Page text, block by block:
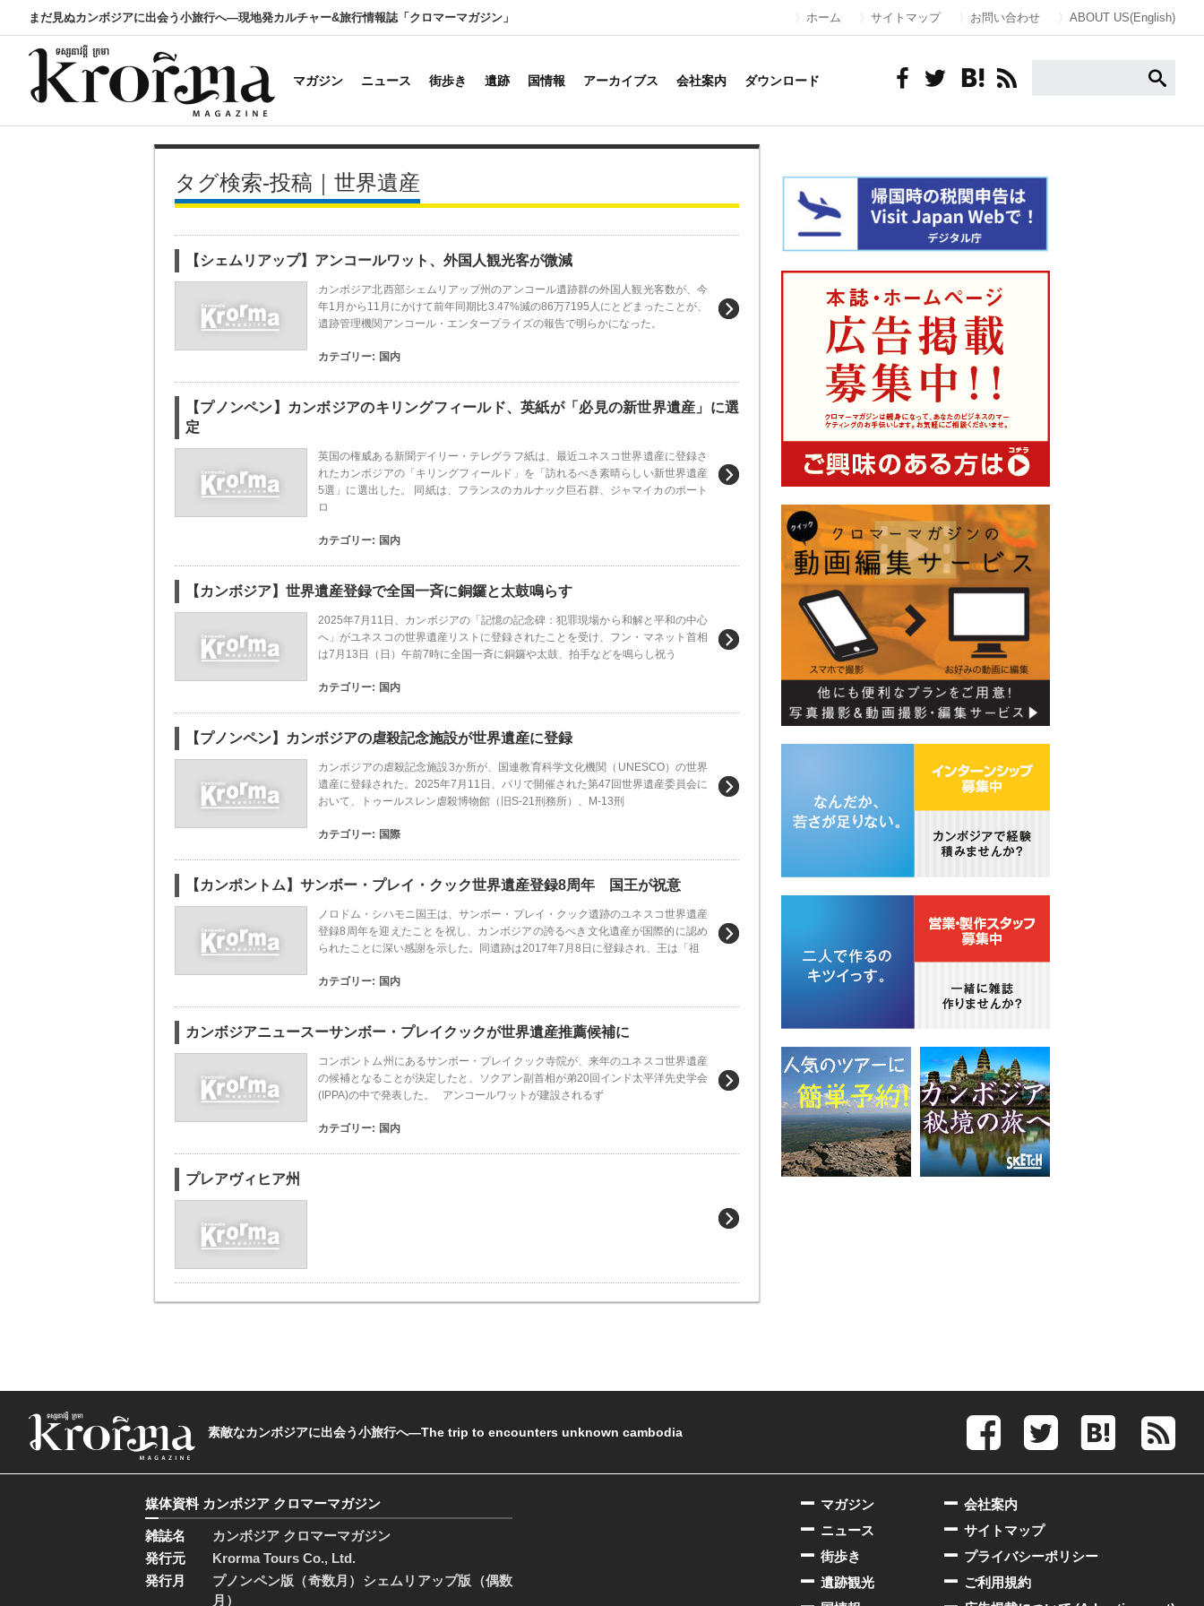
まだ見ぬカンボジアに出会う小旅行へ―現地発カルチャー&旅行情報誌「クロマーマガジン」 ホーム サイトマップ お問い合わせ ABOUT US(English)
マガジン ニュース 街歩き 遺跡 国情報 アーカイブス 会社案内 ダウンロード
タグ検索-投稿｜世界遺産
【シェムリアップ】アンコールワット、外国人観光客が微減
カンボジア北西部シェムリアップ州のアンコール遺跡群の外国人観光客数が、今
年1月から11月にかけて前年同期比3.47%減の86万7195人にとどまったことが、
遺跡管理機関アンコール・エンタープライズの報告で明らかになった。
カテゴリー: 国内
【プノンペン】カンボジアのキリングフィールド、英紙が「必見の新世界遺産」に選
定
英国の権威ある新聞デイリー・テレグラフ紙は、最近ユネスコ世界遺産に登録さ
れたカンボジアの「キリングフィールド」を「訪れるべき素晴らしい新世界遺産
5選」に選出した。 同紙は、フランスのカルナック巨石群、ジャマイカのポート
ロ
カテゴリー: 国内
【カンボジア】世界遺産登録で全国一斉に銅鑼と太鼓鳴らす
2025年7月11日、カンボジアの「記憶の記念碑：犯罪現場から和解と平和の中心
へ」がユネスコの世界遺産リストに登録されたことを受け、フン・マネット首相
は7月13日（日）午前7時に全国一斉に銅鑼や太鼓、拍手などを鳴らし祝う
カテゴリー: 国内
【プノンペン】カンボジアの虐殺記念施設が世界遺産に登録
カンボジアの虐殺記念施設3か所が、国連教育科学文化機関（UNESCO）の世界
遺産に登録された。2025年7月11日、パリで開催された第47回世界遺産委員会に
おいて、トゥールスレン虐殺博物館（旧S-21刑務所）、M-13刑
カテゴリー: 国際
【カンポントム】サンボー・プレイ・クック世界遺産登録8周年 国王が祝意
ノロドム・シハモニ国王は、サンボー・プレイ・クック遺跡のユネスコ世界遺産
登録8周年を迎えたことを祝し、カンボジアの誇るべき文化遺産が国際的に認め
られたことに深い感謝を示した。同遺跡は2017年7月8日に登録され、王は「祖
カテゴリー: 国内
カンボジアニュースーサンボー・プレイクックが世界遺産推薦候補に
コンポントム州にあるサンボー・プレイクック寺院が、来年のユネスコ世界遺産
の候補となることが決定したと、ソクアン副首相が弟20回インド太平洋先史学会
(IPPA)の中で発表した。 アンコールワットが建設されるず
カテゴリー: 国内
プレアヴィヒア州
素敵なカンボジアに出会う小旅行へ―The trip to encounters unknown cambodia
媒体資料 カンボジア クロマーマガジン
雑誌名
カンボジア クロマーマガジン
発行元
Krorma Tours Co., Ltd.
発行月
プノンペン版（奇数月）シェムリアップ版（偶数
月）
会社案内
サイトマップ
プライバシーポリシー
ご利用規約
マガジン
ニュース
街歩き
遺跡観光